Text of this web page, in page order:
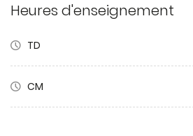
Heures d'enseignement
TD
CM